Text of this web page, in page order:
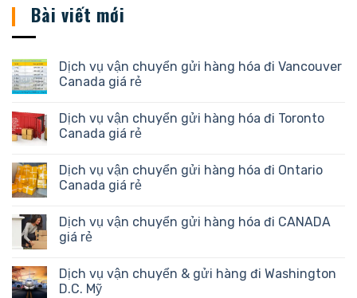
Bài viết mới
Dịch vụ vận chuyển gửi hàng hóa đi Vancouver
Canada giá rẻ
Dịch vụ vận chuyển gửi hàng hóa đi Toronto
Canada giá rẻ
Dịch vụ vận chuyển gửi hàng hóa đi Ontario
Canada giá rẻ
Dịch vụ vận chuyển gửi hàng hóa đi CANADA
giá rẻ
Dịch vụ vận chuyển & gửi hàng đi Washington
D.C. Mỹ